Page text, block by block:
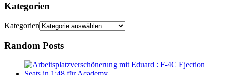
Kategorien
Kategorien
Random Posts